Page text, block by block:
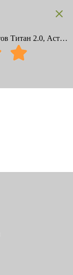
Плечевой фастекс для жилетов Титан 2.0, Астартес, CPC, Хайп